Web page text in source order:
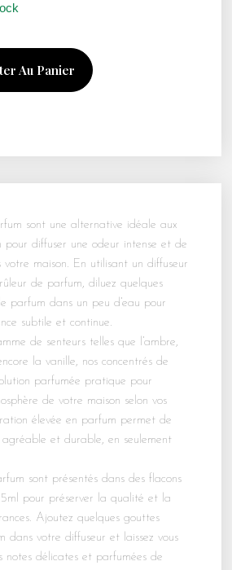
Au Panier
sont une alternative idéale aux
diffuser une odeur intense et de
votre maison. En utilisant un diffuseur
de parfum, diluez quelques
parfum dans un peu d’eau pour
subtile et continue.
de senteurs telles que l’ambre,
la vanille, nos concentrés de
parfumée pratique pour
de votre maison selon vos
élevée en parfum permet de
et durable, en seulement
sont présentés dans des flacons
pour préserver la qualité et la
Ajoutez quelques gouttes
dans votre diffuseur et laissez vous
notes délicates et parfumées de